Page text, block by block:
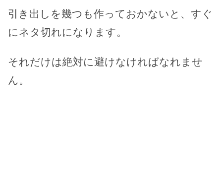
引き出しを幾つも作っておかないと、すぐ
にネタ切れになります。
それだけは絶対に避けなければなれませ
ん。